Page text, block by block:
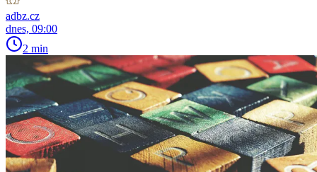
adbz.cz
dnes, 09:00
2 min